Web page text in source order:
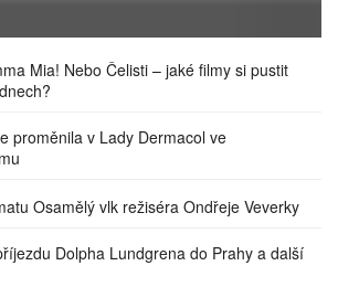
Mia! Nebo Čelisti – jaké filmy si pustit
proměnila v Lady Dermacol ve
Osamělý vlk režiséra Ondřeje Veverky
Dolpha Lundgrena do Prahy a další